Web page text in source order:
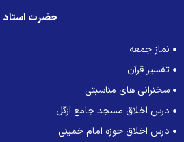
حضرت استاد
نماز جمعه
تفسیر قرآن
سخنرانی های مناسبتی
درس اخلاق مسجد جامع ازگل
درس اخلاق حوزه امام خمینی